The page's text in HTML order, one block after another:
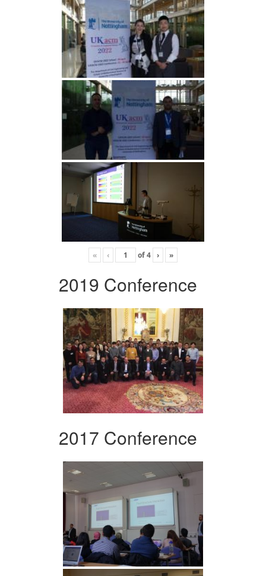
« ‹ of4 › »
2019 Conference
2017 Conference